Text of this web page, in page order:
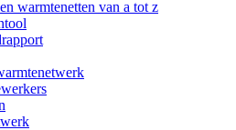
warmtenetten van a tot z